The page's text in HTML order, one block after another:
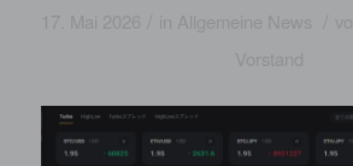
in Allgemeine News
Vorstand